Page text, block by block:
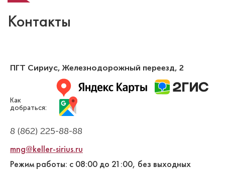
Контакты
ПГТ Сириус, Железнодорожный переезд, 2
Как
добраться:
8 (862) 225-88-88
mng@keller-sirius.ru
Режим работы: с 08:00 до 21:00, без выходных